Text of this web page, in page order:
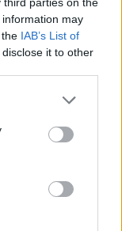
information may
IAB’s List of
it to other